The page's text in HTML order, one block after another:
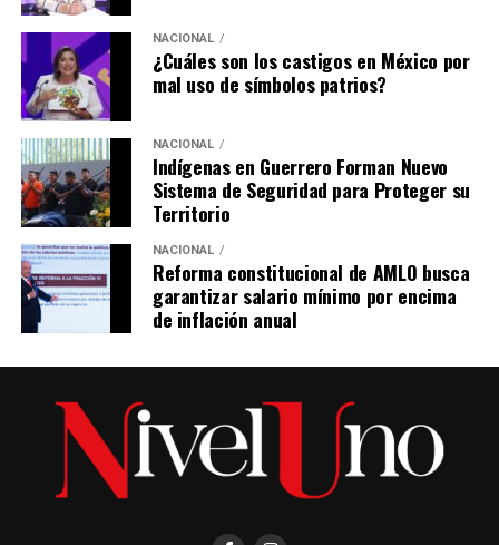
NACIONAL
¿Cuáles son los castigos en México por
mal uso de símbolos patrios?
NACIONAL
Indígenas en Guerrero Forman Nuevo
Sistema de Seguridad para Proteger su
Territorio
NACIONAL
Reforma constitucional de AMLO busca
garantizar salario mínimo por encima
de inflación anual